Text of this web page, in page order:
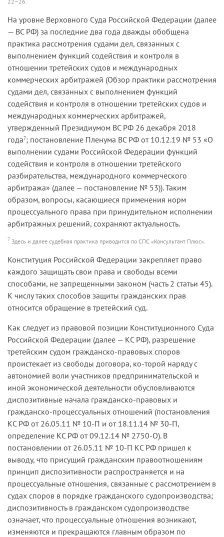
На уровне Верховного Суда Российской Федерации (далее
— ВС РФ) за последние два года дважды обобщена
практика рассмотрения судами дел, связанных с
выполнением функций содействия и контроля в
отношении третейских судов и международных
коммерческих арбитражей (Обзор практики рассмотрения
судами дел, связанных с выполнением функций
содействия и контроля в отношении третейских судов и
международных коммерческих арбитражей,
утвержденный Президиумом ВС РФ 26 декабря 2018
года7; постановление Пленума ВС РФ от 10.12.19 № 53 «О
выполнении судами Российской Федерации функций
содействия и контроля в отношении третейского
разбирательства, международного коммерческого
арбитража» (далее — постановление № 53)). Таким
образом, вопросы, касающиеся применения норм
процессуального права при принудительном исполнении
арбитражных решений, сохраняют актуальность.
7 Здесь и далее судебная практика приводится по СПС «Консультант Плюс».
Конституция Российской Федерации закрепляет право
каждого защищать свои права и свободы всеми
способами, не запрещенными законом (часть 2 статьи 45).
К числу таких способов защиты гражданских прав
относится обращение в третейский суд.
Как следует из правовой позиции Конституционного Суда
Российской Федерации (далее — КС РФ), разрешение
третейским судом гражданско-правовых споров
проистекает из свободы договора, ко-торой наряду с
автономией воли участников предпринимательской и
иной экономической деятельности обусловливаются
диспозитивные начала гражданско-правовых и
гражданско-процессуальных отношений (постановления
КС РФ от 26.05.11 № 10-П и от 18.11.14 № 30-П,
определение КС РФ от 09.12.14 № 2750-О). В
постановлении от 26.05.11 № 10-П КС РФ пришел к
выводу, что присущий гражданским правоотношениям
принцип диспозитивности распространяется и на
процессуальные отношения, связанные с рассмотрением в
судах споров в порядке гражданского судопроизводства;
диспозитивность в гражданском судопроизводстве
означает, что процессуальные отношения возникают,
изменяются и прекращаются главным образом по